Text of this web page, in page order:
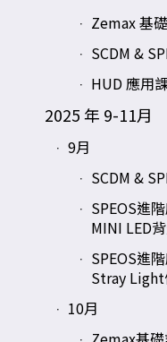
Zemax 基
SCDM &
HUD 應用
2025 年 9-11月
9月
SCDM &
SPEOS進
MINI LED
SPEOS進
Stray Light
10月